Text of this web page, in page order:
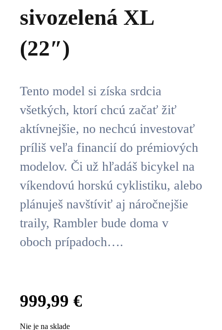
sivozelená XL
(22″)
Tento model si získa srdcia
všetkých, ktorí chcú začať žiť
aktívnejšie, no nechcú investovať
príliš veľa financií do prémiových
modelov. Či už hľadáš bicykel na
víkendovú horskú cyklistiku, alebo
plánuješ navštíviť aj náročnejšie
traily, Rambler bude doma v
oboch prípadoch….
999,99 €
Nie je na sklade